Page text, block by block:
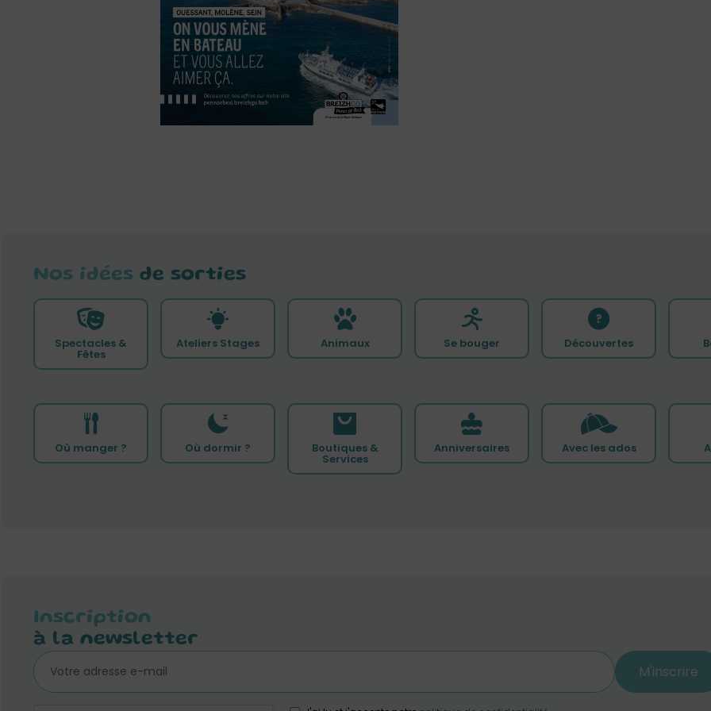
Nos idées de sorties
Spectacles &
Fêtes
Ateliers Stages Animaux Se bouger Découvertes
Où manger ? Où dormir ? Boutiques &
Services
Anniversaires Avec les ados
Inscription
à la newsletter
M'inscrire